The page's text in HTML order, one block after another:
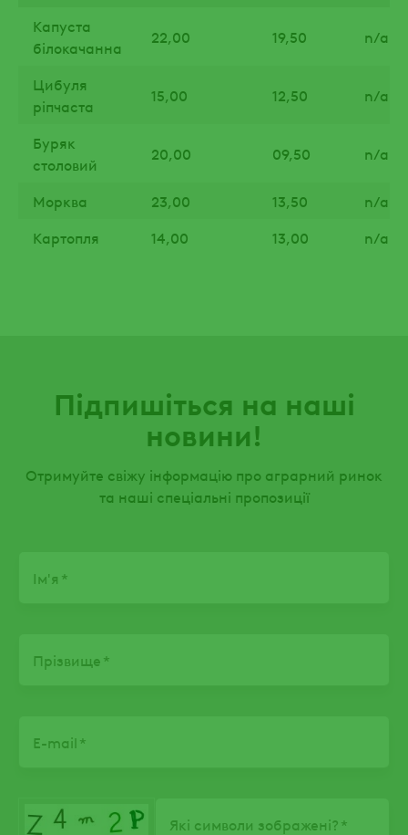
Капуста
білокачанна
22,00 19,50 n/a
Цибуля
ріпчаста
15,00 12,50 n/a
Буряк
столовий
20,00 09,50 n/a
Морква 23,00 13,50
n/a
Картопля
14,00 13,00 n/a
Підпишіться на наші
новини!
Отримуйте свіжу інформацію про аграрний ринок
та наші спеціальні пропозиції
Ім'я
Прізвище
E-mail
Які символи зображені?